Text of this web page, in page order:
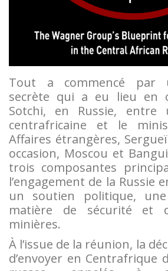
Tout a commencé par
secrète qui a eu lieu en
Sotchi, en Russie, entre
centrafricaine et le
Affaires étrangères,
occasion, Moscou et
trois composantes
l’engagement de la Russie
un soutien politique,
matière de sécurité et
minières.
À l’issue de la réunion, la
d’envoyer en Centrafrique